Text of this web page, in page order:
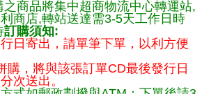
之商品將集中超商物流中心轉運站,
商店,轉站送達需3-5天工作日時
訂購須知:
日寄出，請單筆下單，以利方便
，將與該張訂單CD最後發行日
次送出。